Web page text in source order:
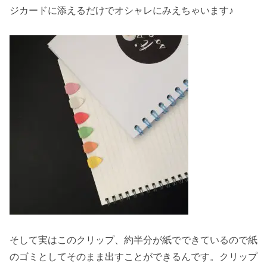
ジカードに添えるだけでオシャレにみえちゃいます♪
そして実はこのクリップ、約半分が紙でできているので紙
のゴミとしてそのまま出すことができるんです。クリップ